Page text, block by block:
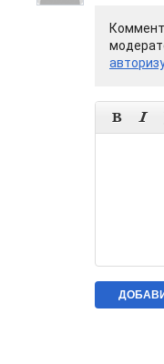
 